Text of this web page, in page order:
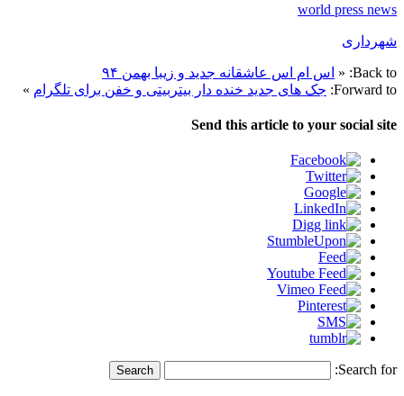
world press news
شهرداری
Back to:
« اس ام اس عاشقانه جدید و زیبا بهمن ۹۴
Forward to: جک های جدید خنده دار بیتربیتی و خفن برای تلگرام »
Send this article to your social site
Search for: